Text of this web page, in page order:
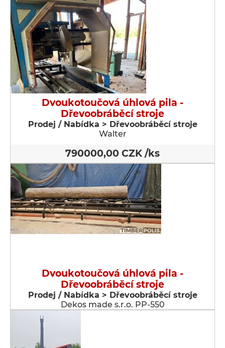
Dvoukotoučová úhlová pila -
Dřevoobráběcí stroje
Prodej / Nabídka > Dřevoobráběcí stroje
Walter
790000,00 CZK /ks
Dvoukotoučová úhlová pila -
Dřevoobráběcí stroje
Prodej / Nabídka > Dřevoobráběcí stroje
Dekos made s.r.o. PP-550